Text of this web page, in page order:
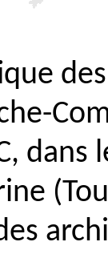
dans